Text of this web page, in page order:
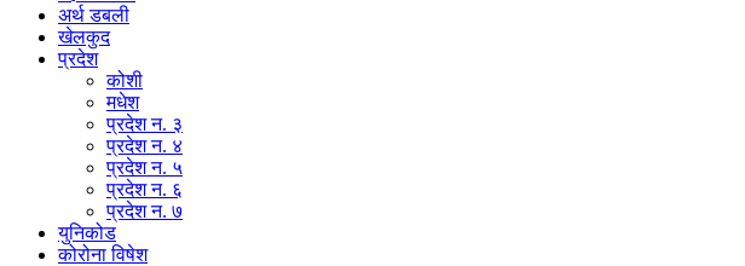
अर्थ डबली
खेलकुद
प्रदेश
कोशी
मधेश
प्रदेश न. ३
प्रदेश न. ४
प्रदेश न. ५
प्रदेश न. ६
प्रदेश न. ७
युनिकोड
कोरोना विषेश